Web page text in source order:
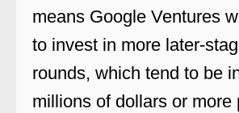
means Google Ventures
to invest in more later-
rounds, which tend to be
millions of dollars or more